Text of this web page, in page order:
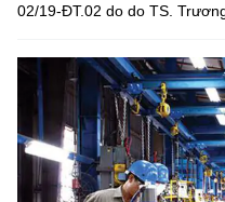
02/19-ĐT.02 do do TS.